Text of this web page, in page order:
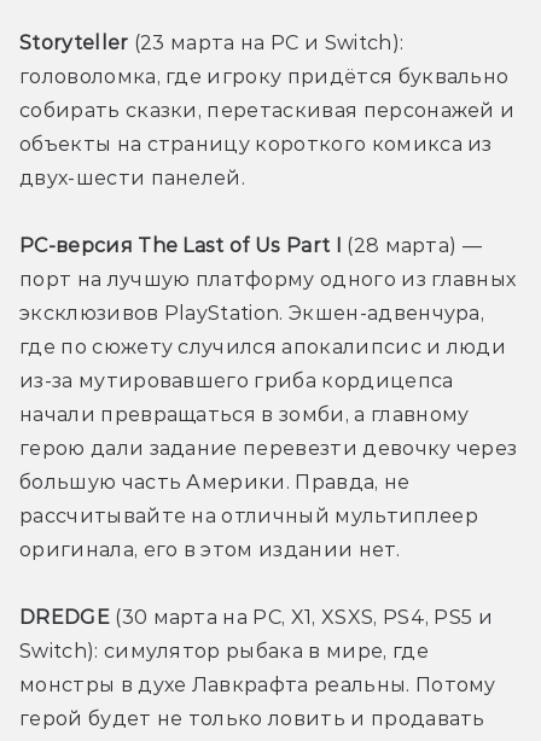
Storyteller (23 марта на PC и Switch):
головоломка, где игроку придётся буквально
собирать сказки, перетаскивая персонажей и
объекты на страницу короткого комикса из
двух-шести панелей.
PC-версия The Last of Us Part I
(28 марта) —
порт на лучшую платформу одного из главных
эксклюзивов PlayStation. Экшен-адвенчура,
где по сюжету случился апокалипсис и люди
из-за мутировавшего гриба кордицепса
начали превращаться в зомби, а главному
герою дали задание перевезти девочку через
большую часть Америки. Правда, не
рассчитывайте на отличный мультиплеер
оригинала, его в этом издании нет.
DREDGE (30 марта на PC, X1, XSXS, PS4, PS5 и
Switch): симулятор рыбака в мире, где
монстры в духе Лавкрафта реальны. Потому
герой будет не только ловить и продавать